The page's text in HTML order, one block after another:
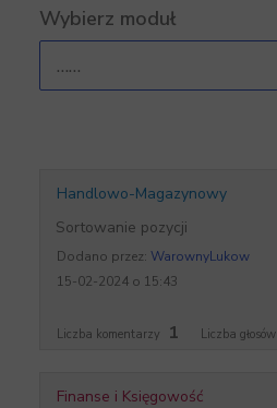
Wybierz moduł
Handlowo-Magazynowy
Sortowanie pozycji
Dodano przez: WarownyLukow
15-02-2024 o 15:43
Liczba komentarzy 1 Liczba głosów
Finanse i Księgowość